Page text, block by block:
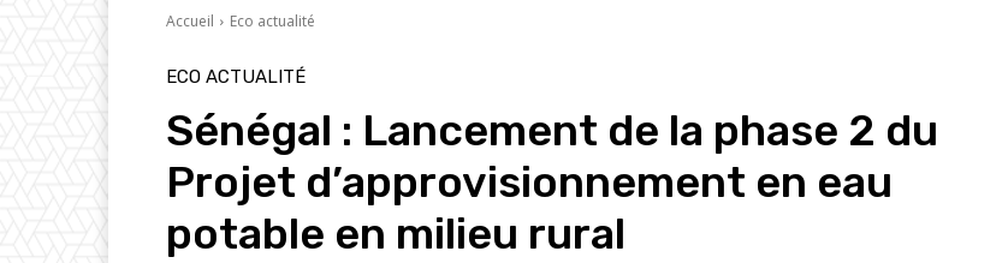
Accueil Eco actualité
ECO ACTUALITÉ
Sénégal : Lancement de la phase 2 du
Projet d’approvisionnement en eau
potable en milieu rural